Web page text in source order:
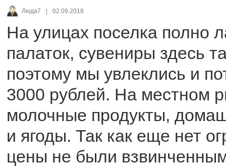
Люда7 02.09.2018
На улицах поселка полно
палаток, сувениры здесь
поэтому мы увлеклись и
3000 рублей. На местном
молочные продукты,
и ягоды. Так как еще нет
цены не были